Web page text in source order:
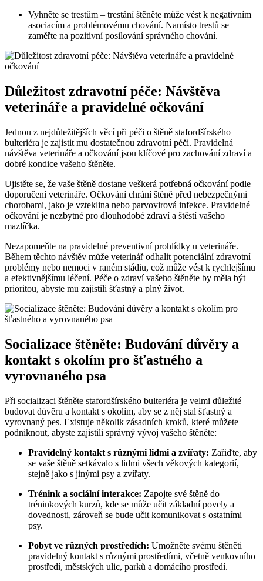
Vyhněte se trestům – trestání štěněte může vést k negativním
asociacím a problémovému chování. Namísto trestů se
zaměřte na pozitivní posilování správného chování.
Důležitost zdravotní péče: Návštěva
veterináře a pravidelné očkování
Jednou z nejdůležitějších věcí při péči o štěně stafordšírského
bulteriéra je zajistit mu dostatečnou zdravotní péči. Pravidelná
návštěva veterináře a očkování jsou klíčové pro zachování zdraví a
dobré kondice vašeho štěněte.
Ujistěte se, že vaše štěně dostane veškerá potřebná očkování podle
doporučení veterináře. Očkování chrání štěně před nebezpečnými
chorobami, jako je vzteklina nebo parvovirová infekce. Pravidelné
očkování je nezbytné pro dlouhodobé zdraví a štěstí vašeho
mazlíčka.
Nezapomeňte na pravidelné preventivní prohlídky u veterináře.
Během těchto návštěv může veterinář odhalit potenciální zdravotní
problémy nebo nemoci v raném stádiu, což může vést k rychlejšímu
a efektivnějšímu léčení. Péče o zdraví vašeho štěněte by měla být
prioritou, abyste mu zajistili šťastný a plný život.
Socializace štěněte: Budování důvěry a
kontakt s okolím pro šťastného a
vyrovnaného psa
Při socializaci štěněte stafordšírského bulteriéra je velmi důležité
budovat důvěru a kontakt s okolím, aby se z něj stal šťastný a
vyrovnaný pes. Existuje několik zásadních kroků, které můžete
podniknout, abyste zajistili správný vývoj vašeho štěněte:
Pravidelný kontakt s různými lidmi a zvířaty: Zařiďte, aby
se vaše štěně setkávalo s lidmi všech věkových kategorií,
stejně jako s jinými psy a zvířaty.
Trénink a sociální interakce: Zapojte své štěně do
tréninkových kurzů, kde se může učit základní povely a
dovednosti, zároveň se bude učit komunikovat s ostatními
psy.
Pobyt ve různých prostředích: Umožněte svému štěněti
pravidelný kontakt s různými prostředími, včetně venkovního
prostředí, městských ulic, parků a domácího prostředí.